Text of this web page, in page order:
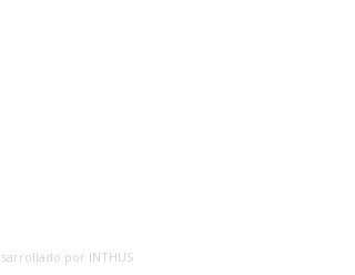
por INTHUS